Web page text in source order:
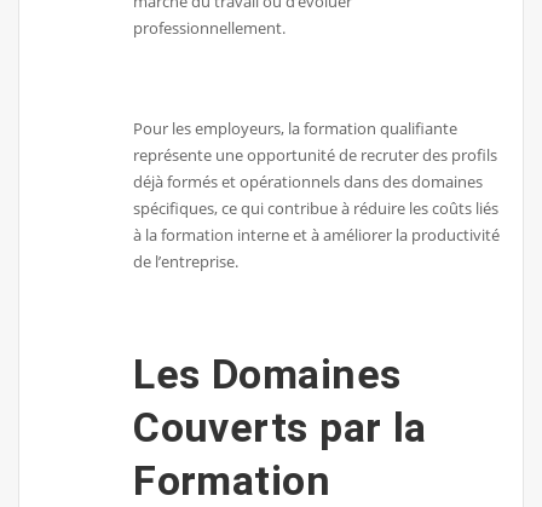
professionnellement.
Pour les employeurs, la formation qualifiante
représente une opportunité de recruter des profils
déjà formés et opérationnels dans des domaines
spécifiques, ce qui contribue à réduire les coûts liés
à la formation interne et à améliorer la productivité
de l’entreprise.
Les Domaines
Couverts par la
Formation